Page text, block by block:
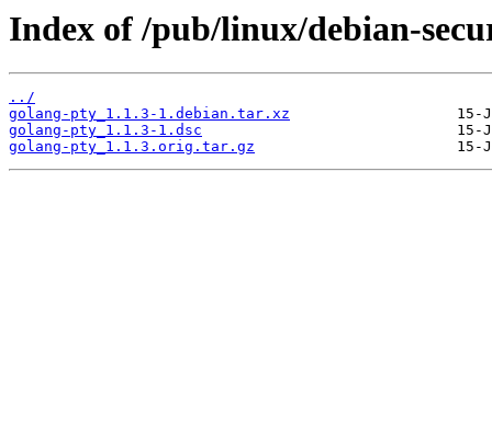
Index of /pub/linux/debian-
../
golang-pty_1.1.3-1.debian.tar.xz
golang-pty_1.1.3-1.dsc
golang-pty_1.1.3.orig.tar.gz